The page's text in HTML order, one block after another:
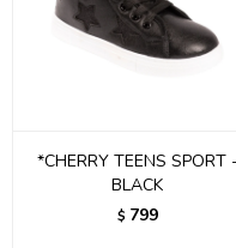
*CHERRY TEENS SPORT -
BLACK
$ 799